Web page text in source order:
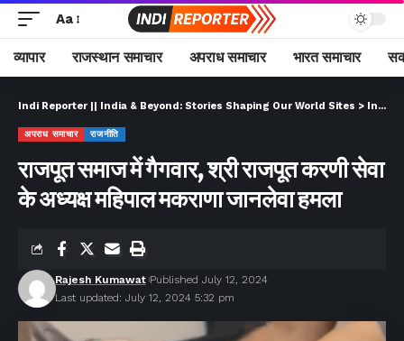
Aa
व्यापार राजस्थान समाचार अपराध समाचार भारत समाचार
Indi Reporter || India & Beyond: Stories Shaping Our World Sites > Indi Reporter (Hindi)
अपराध समाचार राजनीति
राजपूत समाज में गैगवार, श्री राजपूत करणी सेवा
के अध्यक्ष महिपाल मकराणा जानलेवा हमला
Last updated: July 12, 2024 5:32 pm
Rajesh Kumawat Published July 12, 2024